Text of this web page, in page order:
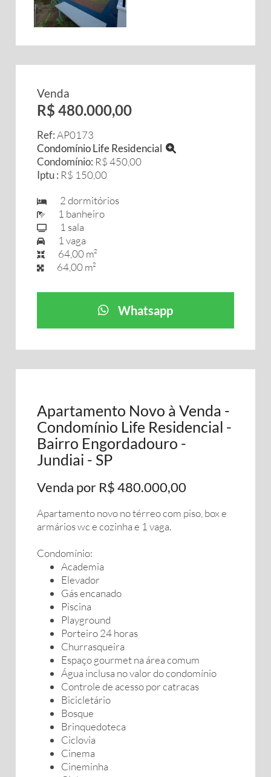
Venda
R$ 480.000,00
Ref:AP0173
Condomínio Life Residencial
Condomínio: R$ 450,00
Iptu : R$ 150,00
2 dormitórios
1 banheiro
1 sala
1 vaga
64,00 m²
64,00 m²
Whatsapp
Apartamento Novo à Venda -
Condomínio Life Residencial -
Bairro Engordadouro -
Jundiai - SP
Venda por R$ 480.000,00
Apartamento novo no térreo com piso, box e
armários wc e cozinha e 1 vaga.
Condomínio:
Academia
Elevador
Gás encanado
Piscina
Playground
Porteiro 24 horas
Churrasqueira
Espaço gourmet na área comum
Água inclusa no valor do condomínio
Controle de acesso por catracas
Bicicletário
Bosque
Brinquedoteca
Ciclovia
Cinema
Cineminha